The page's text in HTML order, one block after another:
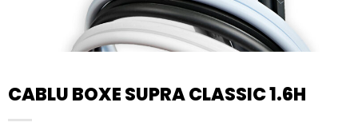
CABLU BOXE SUPRA CLASSIC 1.6H